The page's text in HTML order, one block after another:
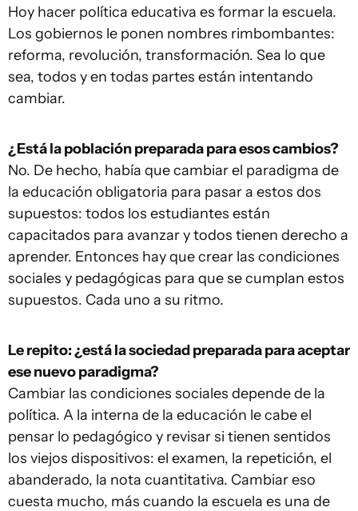
Hoy hacer política educativa es formar la escuela.
Los gobiernos le ponen nombres rimbombantes:
reforma, revolución, transformación. Sea lo que
sea, todos y en todas partes están intentando
cambiar.
¿Está la población preparada para esos cambios?
No. De hecho, había que cambiar el paradigma de
la educación obligatoria para pasar a estos dos
supuestos: todos los estudiantes están
capacitados para avanzar y todos tienen derecho a
aprender. Entonces hay que crear las condiciones
sociales y pedagógicas para que se cumplan estos
supuestos. Cada uno a su ritmo.
Le repito: ¿está la sociedad preparada para aceptar
ese nuevo paradigma?
Cambiar las condiciones sociales depende de la
política. A la interna de la educación le cabe el
pensar lo pedagógico y revisar si tienen sentidos
los viejos dispositivos: el examen, la repetición, el
abanderado, la nota cuantitativa. Cambiar eso
cuesta mucho, más cuando la escuela es una de